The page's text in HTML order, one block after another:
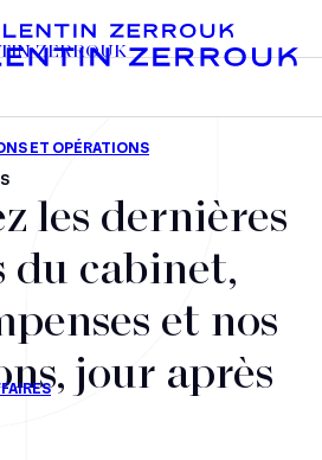
ZERROUK
opérations stratégiques
les dernières
du cabinet,
et nos
jour après